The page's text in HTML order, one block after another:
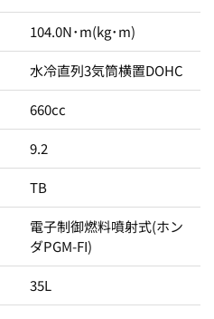
104.0N･m(kg･m)
水冷直列3気筒横置DOHC
660cc
9.2
TB
電子制御燃料噴射式(ホン
ダPGM-FI)
35L